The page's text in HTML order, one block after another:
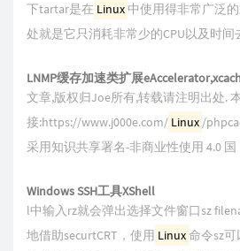
下tartar是在 Linux 中使用得非常广泛
处就是它只消耗非常少的CPU以及时
文章,版权归Joe所有,转载请注明出处.
接:https://www.j000e.com/ Linux /
采用知识共享署名-非商业性使用 4.0 国
Windows SSH工具XShell
l中输入rz就会弹出选择文件窗口sz
地借助securtCRT，使用 Linux命令sz